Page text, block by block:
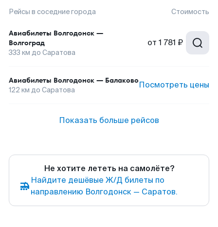
Рейсы в соседние города Стоимость
Авиабилеты Волгодонск —
Волгоград
333 км до Саратова
от 1 781 ₽
Авиабилеты Волгодонск — Балаково
122 км до Саратова Посмотреть цены
Показать больше рейсов
Не хотите лететь на самолёте?
Найдите дешёвые Ж/Д билеты по
направлению Волгодонск — Саратов.